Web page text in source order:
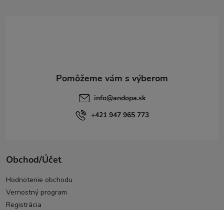
info@andopa.sk
+421 947 965 773
Obchod/Účet
Hodnotenie obchodu
Vernostný program
Registrácia